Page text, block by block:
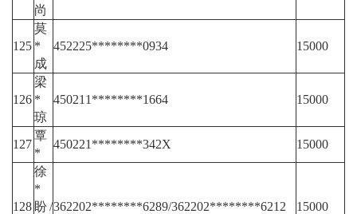
尚
125
莫
*
成
452225********0934 15000
126
梁
*
琼
450211********1664 15000
127
覃
*
450221********342X 15000
128
徐
*
盼/362202********6289/362202********6212 15000